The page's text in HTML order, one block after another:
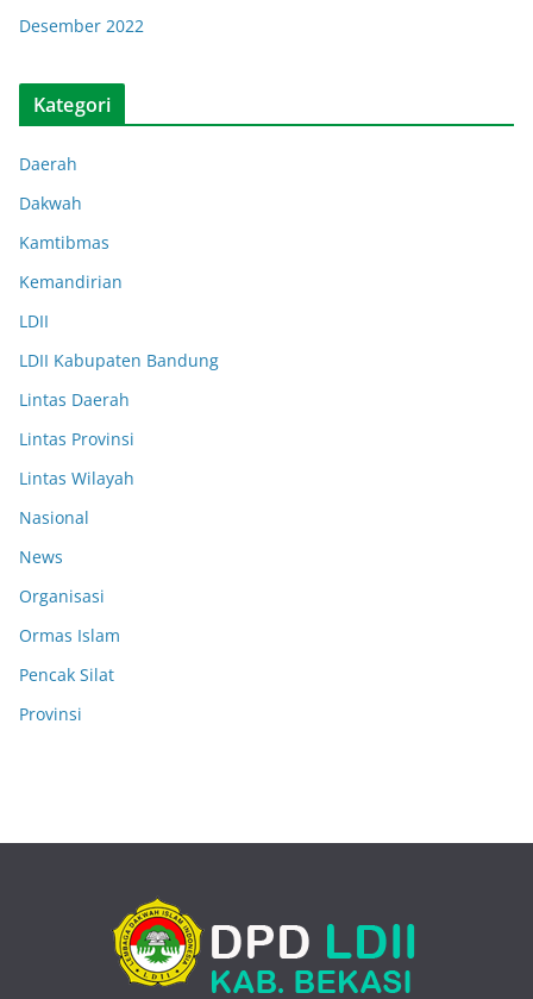
Desember 2022
Kategori
Daerah
Dakwah
Kamtibmas
Kemandirian
LDII
LDII Kabupaten Bandung
Lintas Daerah
Lintas Provinsi
Lintas Wilayah
Nasional
News
Organisasi
Ormas Islam
Pencak Silat
Provinsi